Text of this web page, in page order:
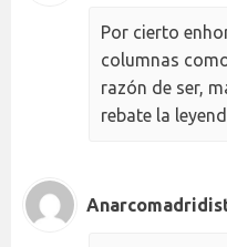
Por cierto
columnas
razón de ser,
rebate la